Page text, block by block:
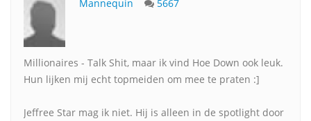
Mannequin 5667
Millionaires - Talk Shit, maar ik vind Hoe Down ook leuk.
Hun lijken mij echt topmeiden om mee te praten :]
Jeffree Star mag ik niet. Hij is alleen in de spotlight door